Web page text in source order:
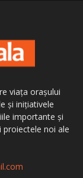
viața orașului
și inițiativele
importante și
proiectele noi ale